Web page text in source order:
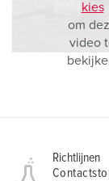
kies
om
video
Richtlijnen